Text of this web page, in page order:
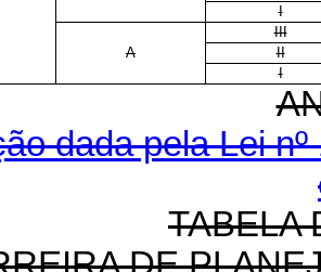
I
A
III
II
I
dada pela Lei
TABELA